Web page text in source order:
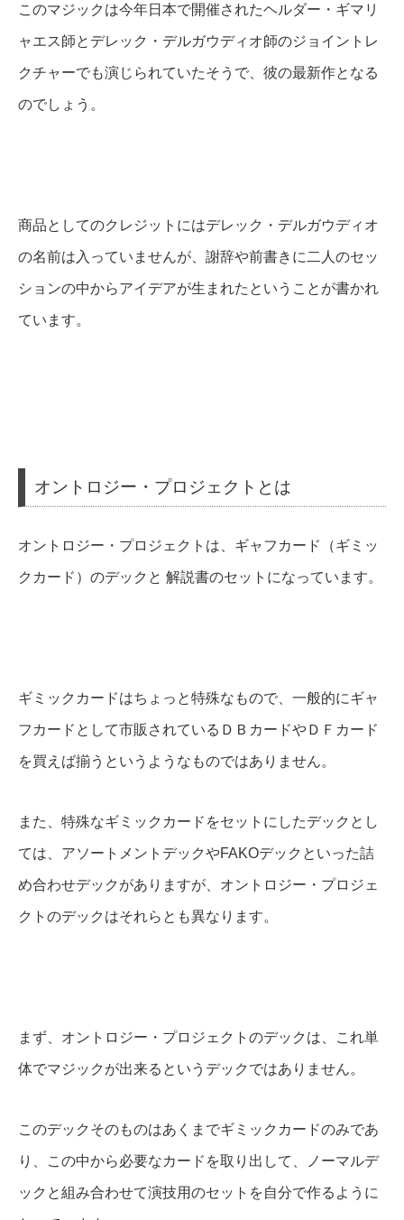
このマジックは今年日本で開催されたヘルダー・ギマリ
ャエス師とデレック・デルガウディオ師のジョイントレ
クチャーでも演じられていたそうで、彼の最新作となる
のでしょう。
商品としてのクレジットにはデレック・デルガウディオ
の名前は入っていませんが、謝辞や前書きに二人のセッ
ションの中からアイデアが生まれたということが書かれ
ています。
オントロジー・プロジェクトとは
オントロジー・プロジェクトは、ギャフカード（ギミッ
クカード）のデックと 解説書のセットになっています。
ギミックカードはちょっと特殊なもので、一般的にギャ
フカードとして市販されているＤＢカードやＤＦカード
を買えば揃うというようなものではありません。
また、特殊なギミックカードをセットにしたデックとし
ては、アソートメントデックやFAKOデックといった詰
め合わせデックがありますが、オントロジー・プロジェ
クトのデックはそれらとも異なります。
まず、オントロジー・プロジェクトのデックは、これ単
体でマジックが出来るというデックではありません。
このデックそのものはあくまでギミックカードのみであ
り、この中から必要なカードを取り出して、ノーマルデ
ックと組み合わせて演技用のセットを自分で作るように